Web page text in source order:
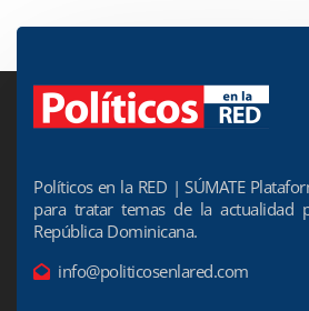
Políticos en la RED | SÚMATE
para tratar temas de la actualidad
República Dominicana.
info@politicosenlared.com